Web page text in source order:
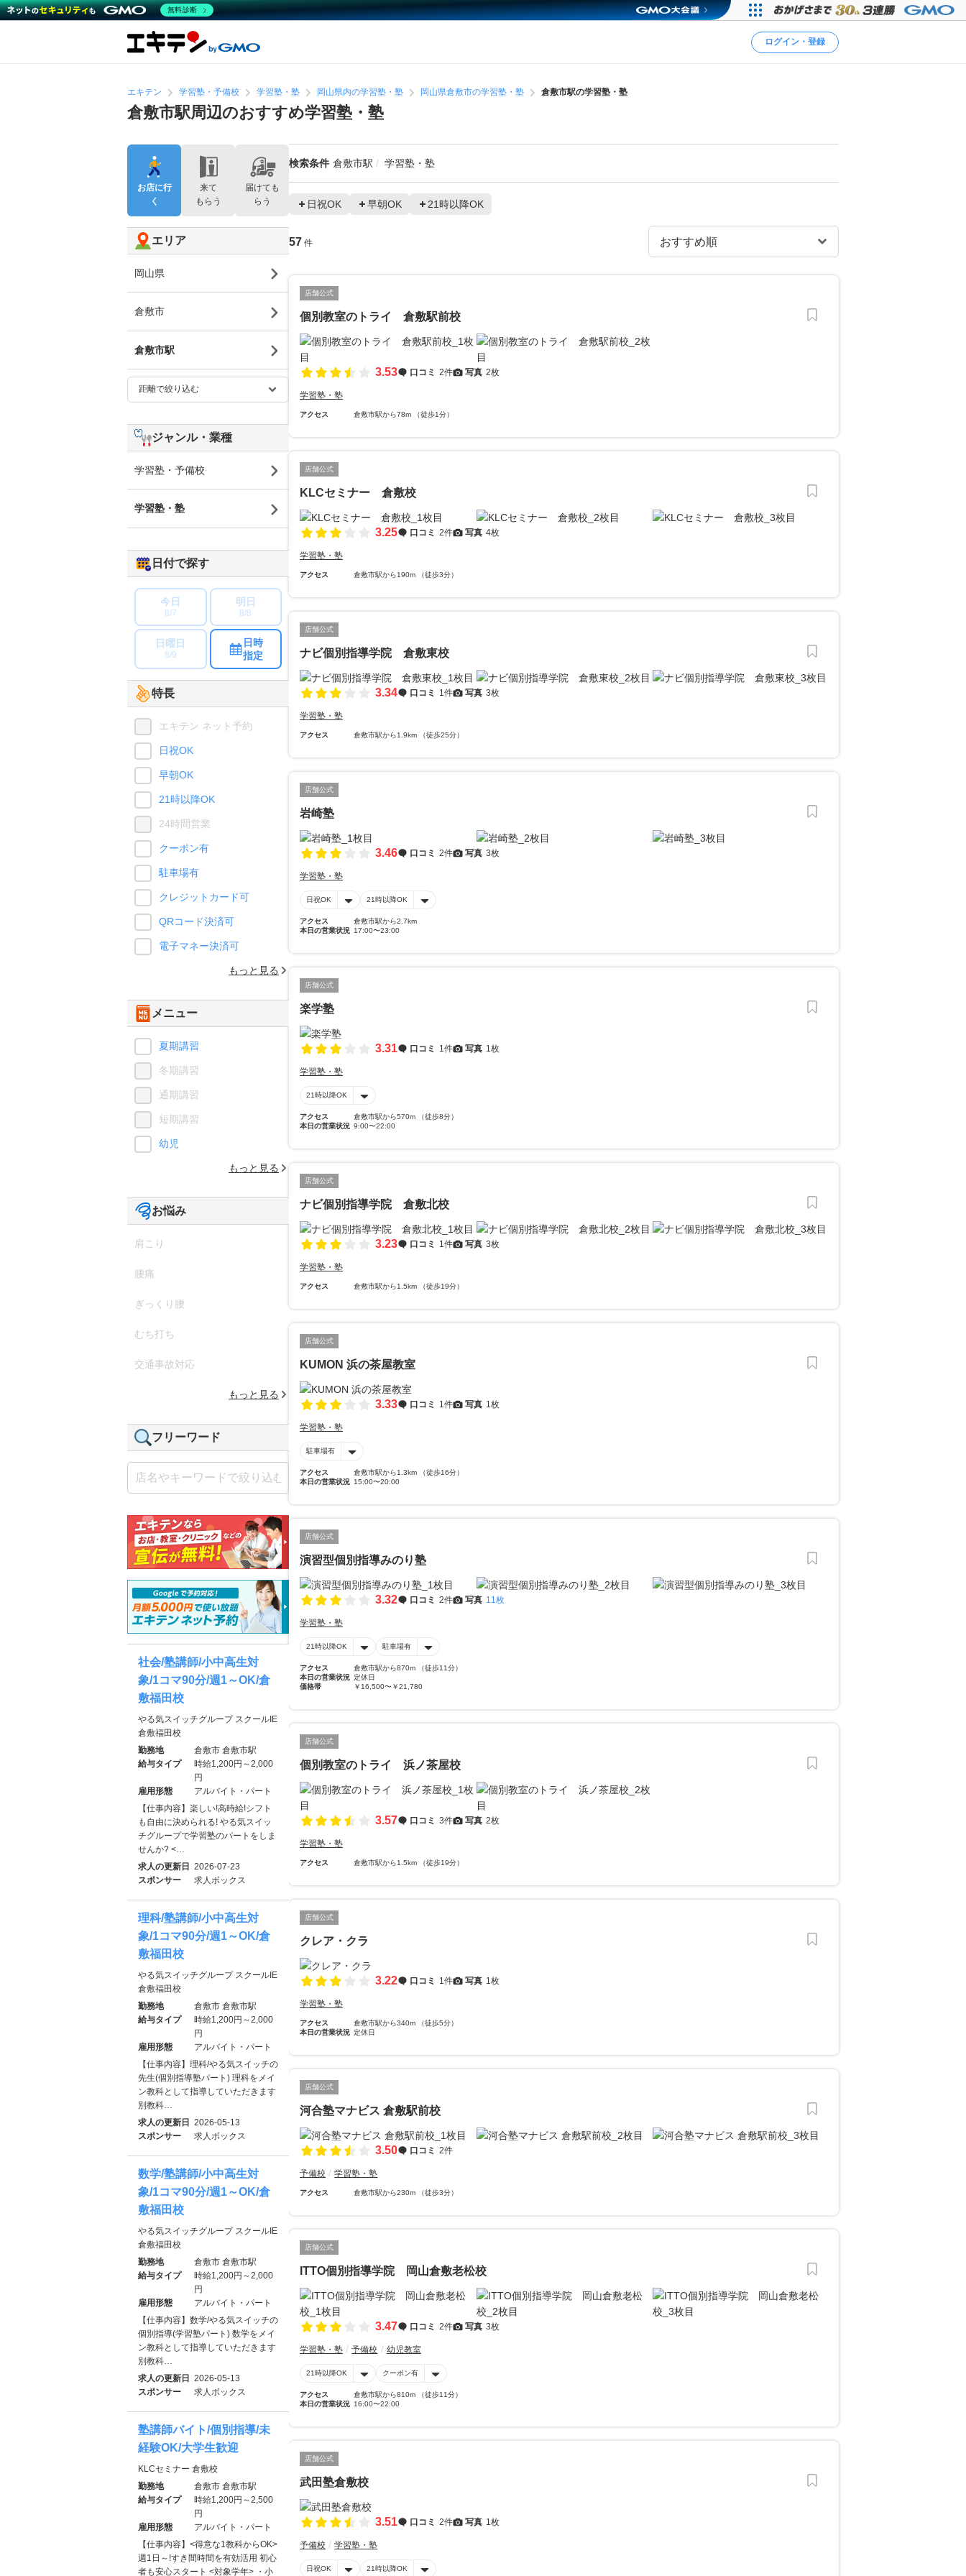
ログイン・登録
エキテン 学習塾・予備校 学習塾・塾 岡山県内の学習塾・塾 岡山県倉敷市の学習塾・塾 倉敷市駅の学習塾・塾
倉敷市駅周辺のおすすめ学習塾・塾
検索条件 倉敷市駅 学習塾・塾
日祝OK 早朝OK 21時以降OK
57 件
店舗公式
個別教室のトライ 倉敷駅前校
3.53 口コミ 2件 写真 2枚
学習塾・塾
アクセス 倉敷市駅から78m （徒歩1分）
店舗公式
KLCセミナー 倉敷校
3.25 口コミ 2件 写真 4枚
学習塾・塾
アクセス 倉敷市駅から190m （徒歩3分）
店舗公式
ナビ個別指導学院 倉敷東校
3.34 口コミ 1件 写真 3枚
学習塾・塾
アクセス 倉敷市駅から1.9km （徒歩25分）
店舗公式
岩崎塾
3.46 口コミ 2件 写真 3枚
学習塾・塾
日祝OK 21時以降OK
アクセス
倉敷市駅から2.7km
本日の営業状況 17:00〜23:00
店舗公式
楽学塾
3.31 口コミ 1件 写真 1枚
学習塾・塾
21時以降OK
アクセス
倉敷市駅から570m （徒歩8分）
本日の営業状況 9:00〜22:00
店舗公式
ナビ個別指導学院 倉敷北校
3.23 口コミ 1件 写真 3枚
学習塾・塾
アクセス 倉敷市駅から1.5km （徒歩19分）
店舗公式
KUMON 浜の茶屋教室
3.33 口コミ 1件 写真 1枚
学習塾・塾
駐車場有
アクセス
倉敷市駅から1.3km （徒歩16分）
本日の営業状況 15:00〜20:00
店舗公式
演習型個別指導みのり塾
3.32 口コミ 2件 写真 11枚
学習塾・塾
21時以降OK 駐車場有
アクセス
倉敷市駅から870m （徒歩11分）
本日の営業状況 定休日
価格帯
￥16,500〜￥21,780
店舗公式
個別教室のトライ 浜ノ茶屋校
3.57 口コミ 3件 写真 2枚
学習塾・塾
アクセス 倉敷市駅から1.5km （徒歩19分）
店舗公式
クレア・クラ
3.22 口コミ 1件 写真 1枚
学習塾・塾
アクセス
倉敷市駅から340m （徒歩5分）
本日の営業状況 定休日
店舗公式
河合塾マナビス 倉敷駅前校
3.50 口コミ 2件
予備校 学習塾・塾
アクセス 倉敷市駅から230m （徒歩3分）
店舗公式
ITTO個別指導学院 岡山倉敷老松校
3.47 口コミ 2件 写真 3枚
学習塾・塾 予備校 幼児教室
21時以降OK クーポン有
アクセス
倉敷市駅から810m （徒歩11分）
本日の営業状況 16:00〜22:00
店舗公式
武田塾倉敷校
3.51 口コミ 2件 写真 1枚
予備校 学習塾・塾
日祝OK 21時以降OK
お店に行
く
来て
もらう
届けても
らう
エリア
岡山県
倉敷市
倉敷市駅
ジャンル・業種
学習塾・予備校
学習塾・塾
日付で探す
今日
8/7
明日
8/8
日曜日
8/9
日時
指定
特長
エキテン ネット予約
日祝OK
早朝OK
21時以降OK
24時間営業
クーポン有
駐車場有
クレジットカード可
QRコード決済可
電子マネー決済可
もっと見る
メニュー
夏期講習
冬期講習
通期講習
短期講習
幼児
もっと見る
お悩み
肩こり
腰痛
ぎっくり腰
むち打ち
交通事故対応
もっと見る
フリーワード
社会/塾講師/小中高生対
象/1コマ90分/週1～OK/倉
敷福田校
やる気スイッチグループ スクールIE
倉敷福田校
勤務地
倉敷市 倉敷市駅
給与タイプ
時給1,200円～2,000
円
雇用形態
アルバイト・パート
【仕事内容】楽しい!高時給!シフト
も自由に決められる! やる気スイッ
チグループで学習塾のパートをしま
せんか? <…
求人の更新日 2026-07-23
スポンサー
求人ボックス
理科/塾講師/小中高生対
象/1コマ90分/週1～OK/倉
敷福田校
やる気スイッチグループ スクールIE
倉敷福田校
勤務地
倉敷市 倉敷市駅
給与タイプ
時給1,200円～2,000
円
雇用形態
アルバイト・パート
【仕事内容】理科/やる気スイッチの
先生(個別指導塾パート) 理科をメイ
ン教科として指導していただきます
別教科…
求人の更新日 2026-05-13
スポンサー
求人ボックス
数学/塾講師/小中高生対
象/1コマ90分/週1～OK/倉
敷福田校
やる気スイッチグループ スクールIE
倉敷福田校
勤務地
倉敷市 倉敷市駅
給与タイプ
時給1,200円～2,000
円
雇用形態
アルバイト・パート
【仕事内容】数学/やる気スイッチの
個別指導(学習塾パート) 数学をメイ
ン教科として指導していただきます
別教科…
求人の更新日 2026-05-13
スポンサー
求人ボックス
塾講師バイト/個別指導/未
経験OK/大学生歓迎
KLCセミナー 倉敷校
勤務地
倉敷市 倉敷市駅
給与タイプ
時給1,200円～2,500
円
雇用形態
アルバイト・パート
【仕事内容】<得意な1教科からOK>
週1日～!すき間時間を有効活用 初心
者も安心スタート <対象学年> ・小
無料診断